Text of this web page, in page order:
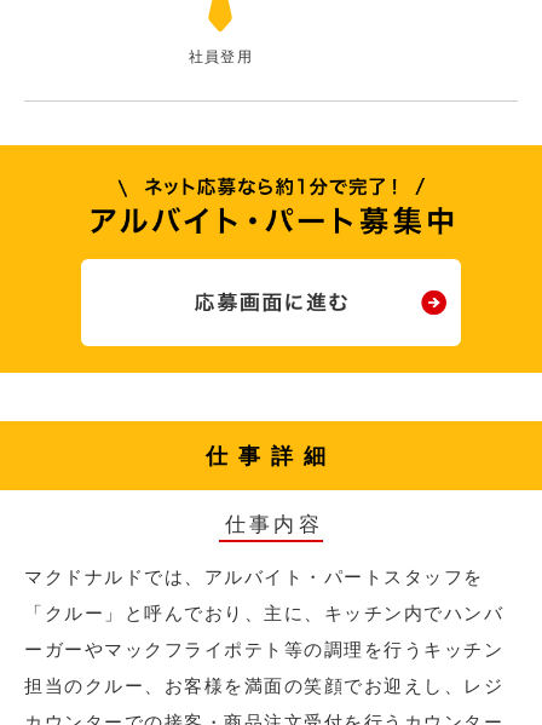
社員登用
仕事詳細
仕事内容
マクドナルドでは、アルバイト・パートスタッフを
「クルー」と呼んでおり、主に、キッチン内でハンバ
ーガーやマックフライポテト等の調理を行うキッチン
担当のクルー、お客様を満面の笑顔でお迎えし、レジ